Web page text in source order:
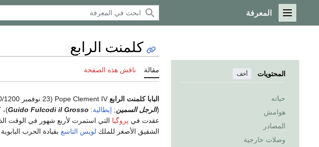
القائمة الرئيسية
المعرفة
المحتويات أخف
حياته
هوامش
المصادر
وصلات خارجية
كلمنت الرابع
مقالة ناقش هذه الصفحة
البابا كلمنت الرابع
(الرجل السمين; إيطالية:
Guido Fulcodi il Grosso)،
عقدت في پروگيا التي استمرت لأربع شهور في الوقت
الشقيق الأصغر للملك لويس التاسع بقيادة الحرب